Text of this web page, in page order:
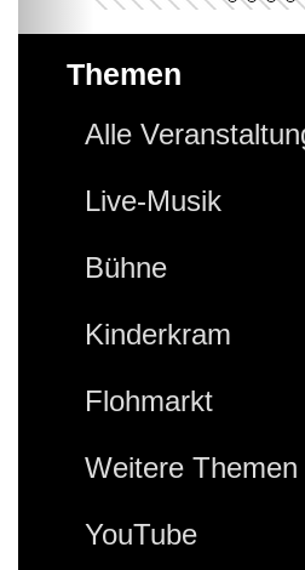
Themen
Alle
Live-Musik
Bühne
Kinderkram
Flohmarkt
Weitere Themen
YouTube